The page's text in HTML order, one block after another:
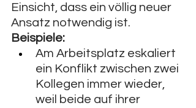
Einsicht, dass ein völlig neuer
Ansatz notwendig ist.
Beispiele:
Am Arbeitsplatz eskaliert
ein Konflikt zwischen zwei
Kollegen immer wieder,
weil beide auf ihrer